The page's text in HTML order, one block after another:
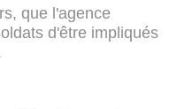
que l'agence
d'être impliqués